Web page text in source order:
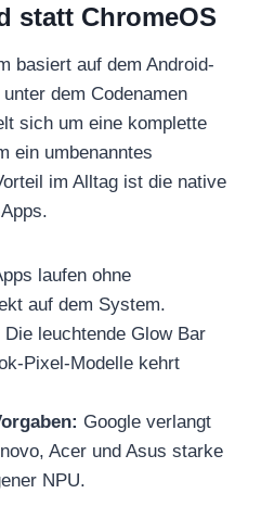
statt ChromeOS
basiert auf dem Android-
dem Codenamen
sich um eine komplette
ein umbenanntes
im Alltag ist die native
laufen ohne
auf dem System.
Die leuchtende Glow Bar
Pixel-Modelle kehrt
Google verlangt
Acer und Asus starke
NPU.